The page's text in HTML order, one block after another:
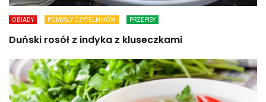
OBIADY POMYSŁY CZYTELNIKÓW PRZEPISY
Duński rosół z indyka z kluseczkami